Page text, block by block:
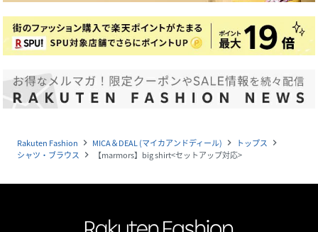
Rakuten Fashion navigate_next MICA＆DEAL (マイカアンドディール) navigate_next トップス navigate_next
シャツ・ブラウス navigate_next 【marmors】big shirt<セットアップ対応>